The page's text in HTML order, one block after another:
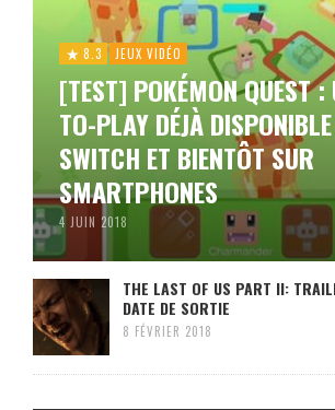
8.3 JEUX VIDÉO
[TEST] POKÉMON QUEST :
TO-PLAY DÉJÀ
SWITCH ET BIENTÔT SUR
SMARTPHONES
4 JUIN 2018
THE LAST OF US PART II:
DATE DE SORTIE
8 FÉVRIER 2018